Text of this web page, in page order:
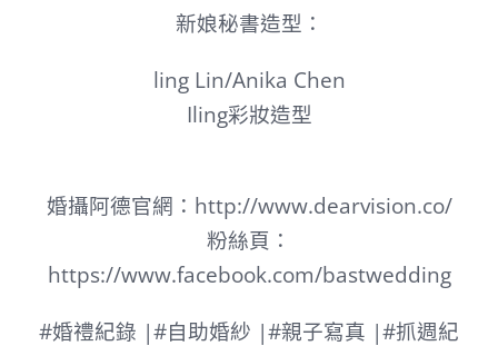
新娘秘書造型：
ling Lin/Anika Chen
Iling彩妝造型
婚攝阿德官網：http://www.dearvision.co/
粉絲頁：
https://www.facebook.com/bastwedding
#婚禮紀錄 |#自助婚紗 |#親子寫真 |#抓週紀